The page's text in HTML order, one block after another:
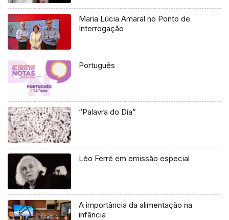
Maria Lúcia Amaral no Ponto de
Interrogação
Português
“Palavra do Dia”
Léo Ferré em emissão especial
A importância da alimentação na
infância